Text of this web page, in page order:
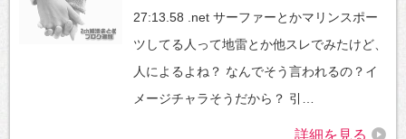
27:13.58 .net サーファーとかマリンスポー
ツしてる人って地雷とか他スレでみたけど、
人によるよね？ なんでそう言われるの？イ
メージチャラそうだから？ 引…
詳細を見る